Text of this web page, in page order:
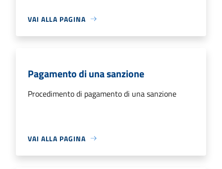
VAI ALLA PAGINA
Pagamento di una sanzione
Procedimento di pagamento di una sanzione
VAI ALLA PAGINA